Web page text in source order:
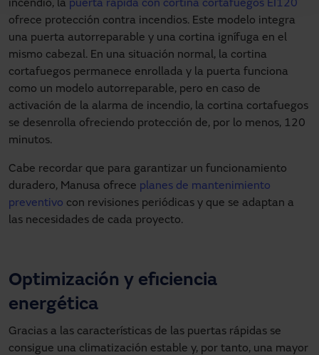
incendio, la puerta rápida con cortina cortafuegos EI120
ofrece protección contra incendios. Este modelo integra
una puerta autorreparable y una cortina ignífuga en el
mismo cabezal. En una situación normal, la cortina
cortafuegos permanece enrollada y la puerta funciona
como un modelo autorreparable, pero en caso de
activación de la alarma de incendio, la cortina cortafuegos
se desenrolla ofreciendo protección de, por lo menos, 120
minutos.
Cabe recordar que para garantizar un funcionamiento
duradero, Manusa ofrece planes de mantenimiento
preventivo con revisiones periódicas y que se adaptan a
las necesidades de cada proyecto.
Optimización y eficiencia
energética
Gracias a las características de las puertas rápidas se
consigue una climatización estable y, por tanto, una mayor